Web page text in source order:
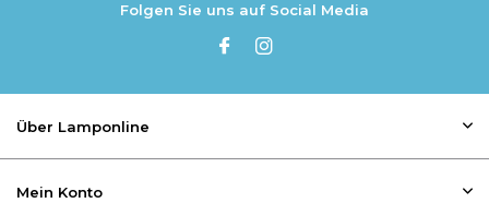
Folgen Sie uns auf Social Media
Über Lamponline
Mein Konto